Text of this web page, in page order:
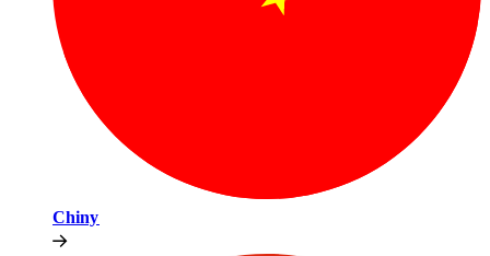
Chiny​​